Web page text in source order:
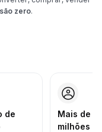
zero.
de
Mais de
milhões